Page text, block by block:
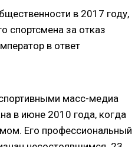
в 2017 году,
спортсмена за отказ
в ответ
масс-медиа
в июне 2010 года, когда
Его профессиональный